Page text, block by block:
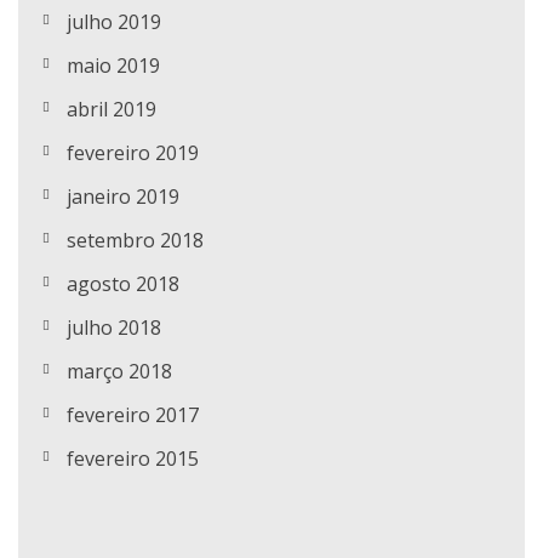
julho 2019
maio 2019
abril 2019
fevereiro 2019
janeiro 2019
setembro 2018
agosto 2018
julho 2018
março 2018
fevereiro 2017
fevereiro 2015